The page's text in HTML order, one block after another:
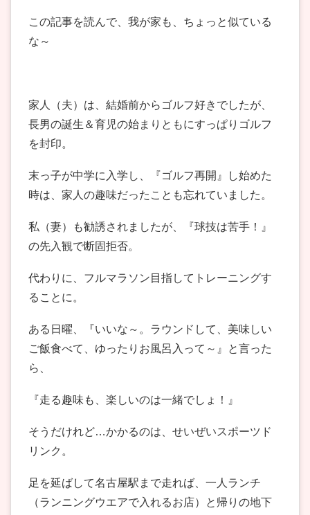
この記事を読んで、我が家も、ちょっと似ている
な～
家人（夫）は、結婚前からゴルフ好きでしたが、
長男の誕生＆育児の始まりともにすっぱりゴルフ
を封印。
末っ子が中学に入学し、『ゴルフ再開』し始めた
時は、家人の趣味だったことも忘れていました。
私（妻）も勧誘されましたが、『球技は苦手！』
の先入観で断固拒否。
代わりに、フルマラソン目指してトレーニングす
ることに。
ある日曜、『いいな～。ラウンドして、美味しい
ご飯食べて、ゆったりお風呂入って～』と言った
ら、
『走る趣味も、楽しいのは一緒でしょ！』
そうだけれど…かかるのは、せいぜいスポーツド
リンク。
足を延ばして名古屋駅まで走れば、一人ランチ
（ランニングウエアで入れるお店）と帰りの地下